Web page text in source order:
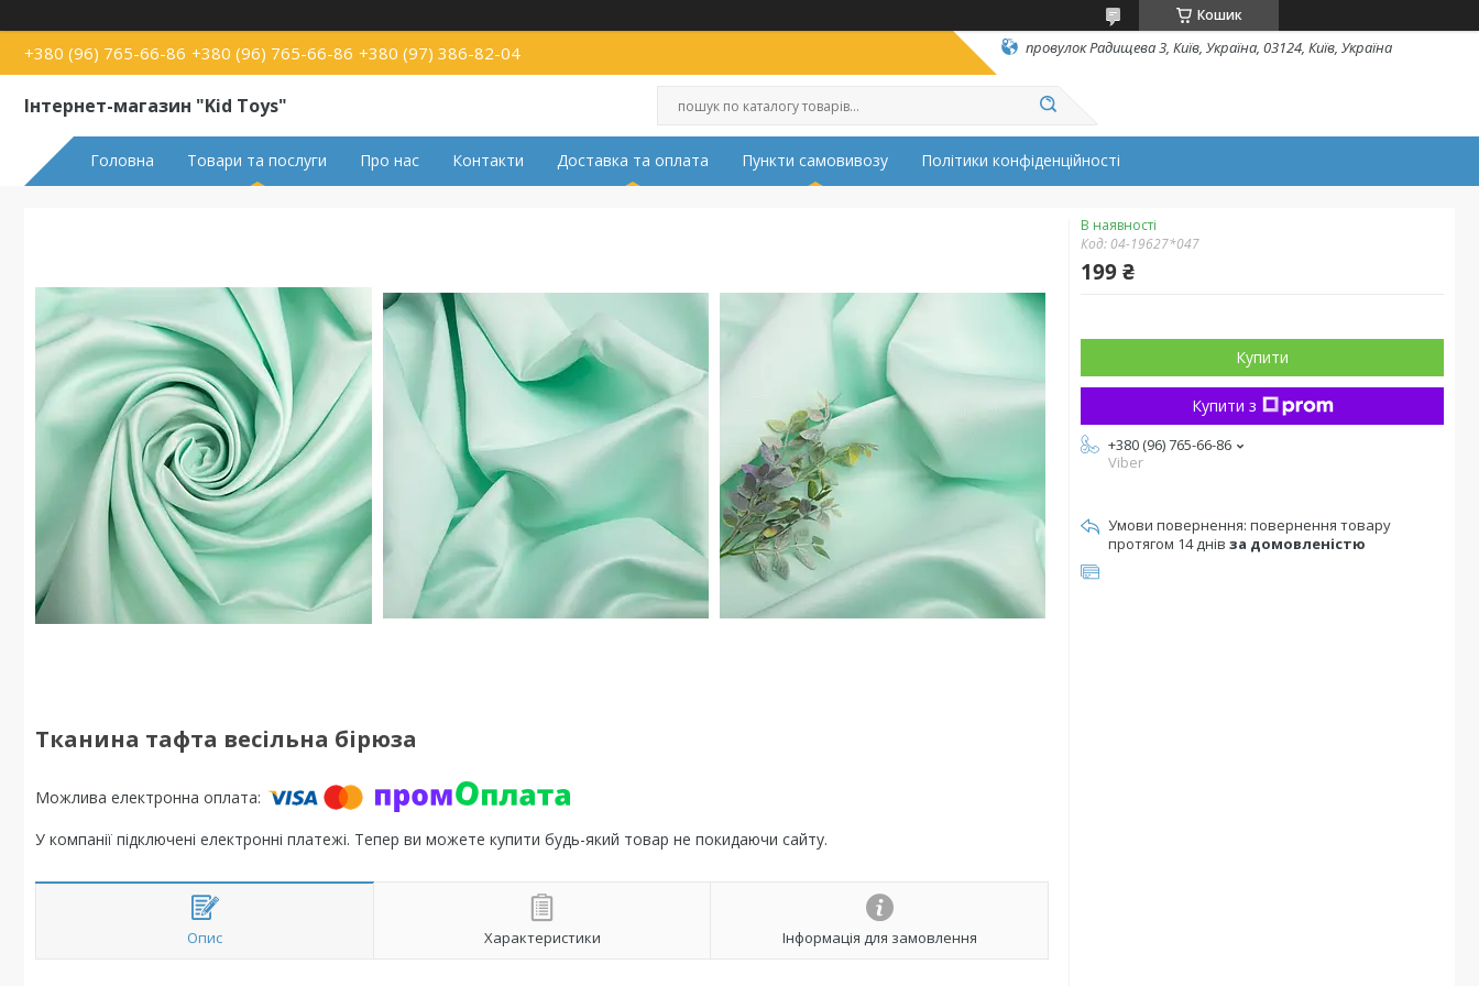
Кошик
+380 (96) 765-66-86 +380 (96) 765-66-86 +380 (97) 386-82-04 провулок Радищева 3, Київ, Україна, 03124, Київ, Україна
Інтернет-магазин "Kid Toys"
Головна Товари та послуги Про нас Контакти Доставка та оплата Пункти самовивозу Політики конфіденційності
Тканина тафта весільна бірюза
У компанії підключені електронні платежі. Тепер ви можете купити будь-який товар не покидаючи сайту.
Опис Характеристики Інформація для замовлення
В наявності
Код: 04-19627*047
199 ₴
Купити
Купити з
+380 (96) 765-66-86
Viber
повернення товару
протягом 14 днів за домовленістю